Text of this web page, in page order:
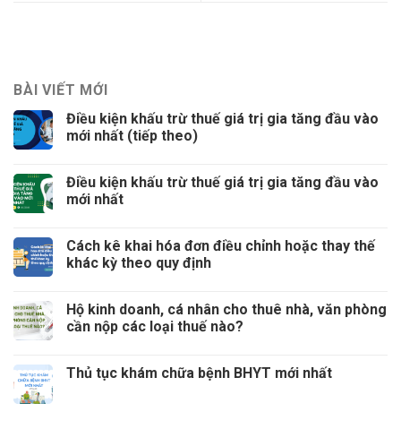
BÀI VIẾT MỚI
Điều kiện khấu trừ thuế giá trị gia tăng đầu vào
mới nhất (tiếp theo)
Điều kiện khấu trừ thuế giá trị gia tăng đầu vào
mới nhất
Cách kê khai hóa đơn điều chỉnh hoặc thay thế
khác kỳ theo quy định
Hộ kinh doanh, cá nhân cho thuê nhà, văn phòng
cần nộp các loại thuế nào?
Thủ tục khám chữa bệnh BHYT mới nhất